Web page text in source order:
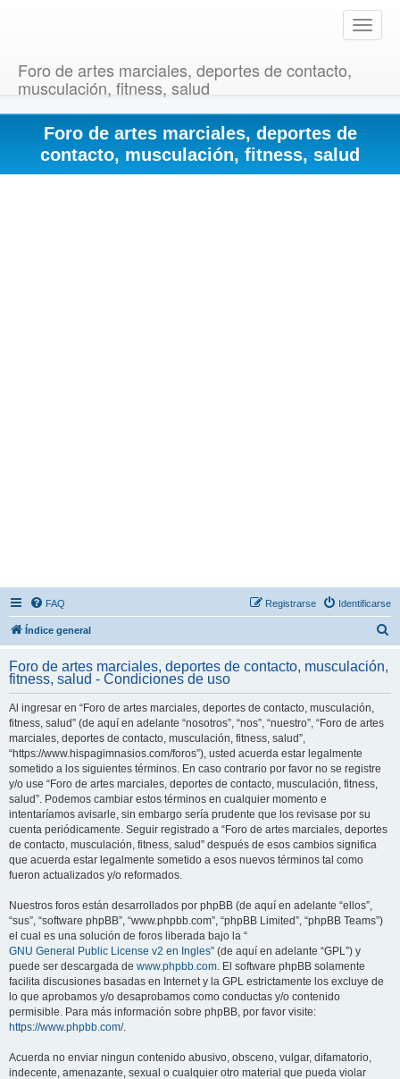
T
o
e
v
Foro de artes marciales, deportes de contacto,
musculación, fitness, salud
Foro de artes marciales, deportes de
contacto, musculación, fitness, salud
FAQ Identificarse
Registrarse
Índice general
c
Foro de artes marciales, deportes de contacto, musculación,
fitness, salud - Condiciones de uso
Al ingresar en “Foro de artes marciales, deportes de contacto, musculación,
fitness, salud” (de aquí en adelante “nosotros”, “nos”, “nuestro”, “Foro de artes
marciales, deportes de contacto, musculación, fitness, salud”,
“https://www.hispagimnasios.com/foros”), usted acuerda estar legalmente
sometido a los siguientes términos. En caso contrario por favor no se registre
y/o use “Foro de artes marciales, deportes de contacto, musculación, fitness,
salud”. Podemos cambiar estos términos en cualquier momento e
intentaríamos avisarle, sin embargo sería prudente que los revisase por su
cuenta periódicamente. Seguir registrado a “Foro de artes marciales, deportes
de contacto, musculación, fitness, salud” después de esos cambios significa
que acuerda estar legalmente sometido a esos nuevos términos tal como
fueron actualizados y/o reformados.
Nuestros foros están desarrollados por phpBB (de aquí en adelante “ellos”,
“sus”, “software phpBB”, “www.phpbb.com”, “phpBB Limited”, “phpBB Teams”)
el cual es una solución de foros liberada bajo la “
GNU General Public License v2 en Ingles” (de aquí en adelante “GPL”) y
puede ser descargada de www.phpbb.com. El software phpBB solamente
facilita discusiones basadas en Internet y la GPL estrictamente los excluye de
lo que aprobamos y/o desaprobamos como conductas y/o contenido
permisible. Para más información sobre phpBB, por favor visite:
https://www.phpbb.com/.
Acuerda no enviar ningun contenido abusivo, obsceno, vulgar, difamatorio,
indecente, amenazante, sexual o cualquier otro material que pueda violar